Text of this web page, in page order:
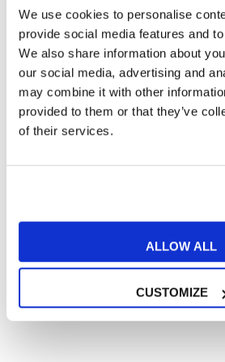
We use cookies to personalise
provide social media features and
We also share information about
our social media, advertising and
may combine it with other
provided to them or that they’ve
of their services.
ALLOW ALL
CUSTOMIZE
Cosa ti piace leggere?
Articoli dedicati alla grammatica
Articoli dedicati a inglese nel
Articoli con tips e new sulla lingua
Articoli divertenti su film e musica
In quanto di età superiore ai 16 anni,
all’informativa privacy.
Desidero ricevere comunicazioni
** le sedi contrassegnate con * offrono sempre